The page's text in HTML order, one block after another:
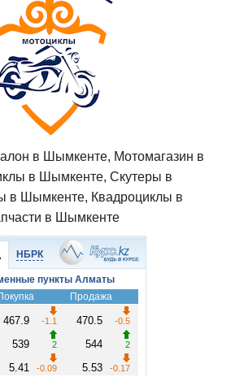
в Шымкенте, Мотомагазин в
в Шымкенте, Скутеры в
в Шымкенте, Квадроциклы в
в Шымкенте